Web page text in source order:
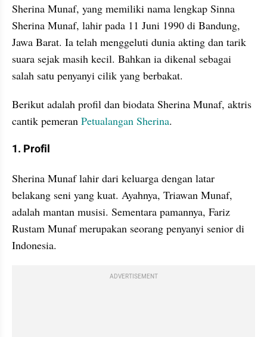
Sherina Munaf, yang memiliki nama lengkap Sinna
Sherina Munaf, lahir pada 11 Juni 1990 di Bandung,
Jawa Barat. Ia telah menggeluti dunia akting dan tarik
suara sejak masih kecil. Bahkan ia dikenal sebagai
salah satu penyanyi cilik yang berbakat.
Berikut adalah profil dan biodata Sherina Munaf, aktris
cantik pemeran Petualangan Sherina.
1. Profil
Sherina Munaf lahir dari keluarga dengan latar
belakang seni yang kuat. Ayahnya, Triawan Munaf,
adalah mantan musisi. Sementara pamannya, Fariz
Rustam Munaf merupakan seorang penyanyi senior di
Indonesia.
ADVERTISEMENT